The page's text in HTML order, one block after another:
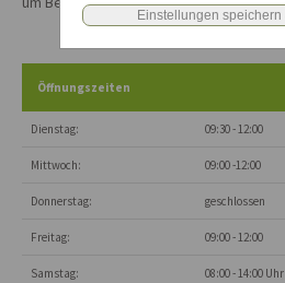
Öffnungszeiten
Dienstag: 09:30 - 12:00
Mittwoch: 09:00 -12:00
Donnerstag: geschlossen
Freitag: 09:00 - 12:00
Samstag: 08:00 - 14:00 Uhr